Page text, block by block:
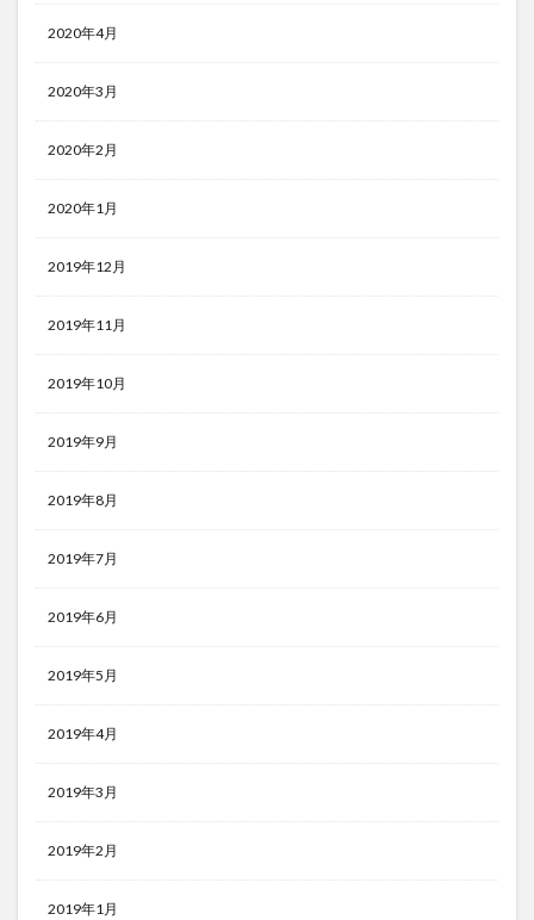
2020年4月
2020年3月
2020年2月
2020年1月
2019年12月
2019年11月
2019年10月
2019年9月
2019年8月
2019年7月
2019年6月
2019年5月
2019年4月
2019年3月
2019年2月
2019年1月